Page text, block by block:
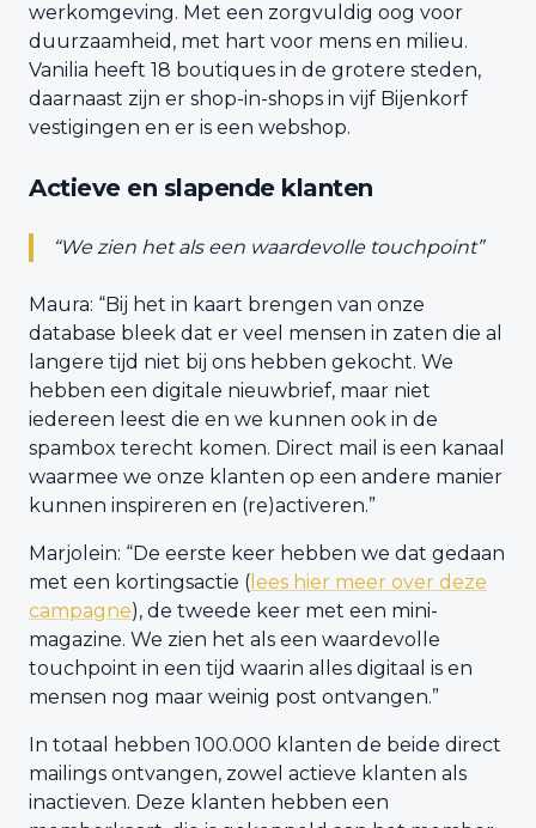
werkomgeving. Met een zorgvuldig oog voor
duurzaamheid, met hart voor mens en milieu.
Vanilia heeft 18 boutiques in de grotere steden,
daarnaast zijn er shop-in-shops in vijf Bijenkorf
vestigingen en er is een webshop.
Actieve en slapende klanten
“We zien het als een waardevolle touchpoint”
Maura: “Bij het in kaart brengen van onze
database bleek dat er veel mensen in zaten die al
langere tijd niet bij ons hebben gekocht. We
hebben een digitale nieuwbrief, maar niet
iedereen leest die en we kunnen ook in de
spambox terecht komen. Direct mail is een kanaal
waarmee we onze klanten op een andere manier
kunnen inspireren en (re)activeren.”
Marjolein: “De eerste keer hebben we dat gedaan
met een kortingsactie ( lees hier meer over deze
campagne), de tweede keer met een mini-
magazine. We zien het als een waardevolle
touchpoint in een tijd waarin alles digitaal is en
mensen nog maar weinig post ontvangen.”
In totaal hebben 100.000 klanten de beide direct
mailings ontvangen, zowel actieve klanten als
inactieven. Deze klanten hebben een